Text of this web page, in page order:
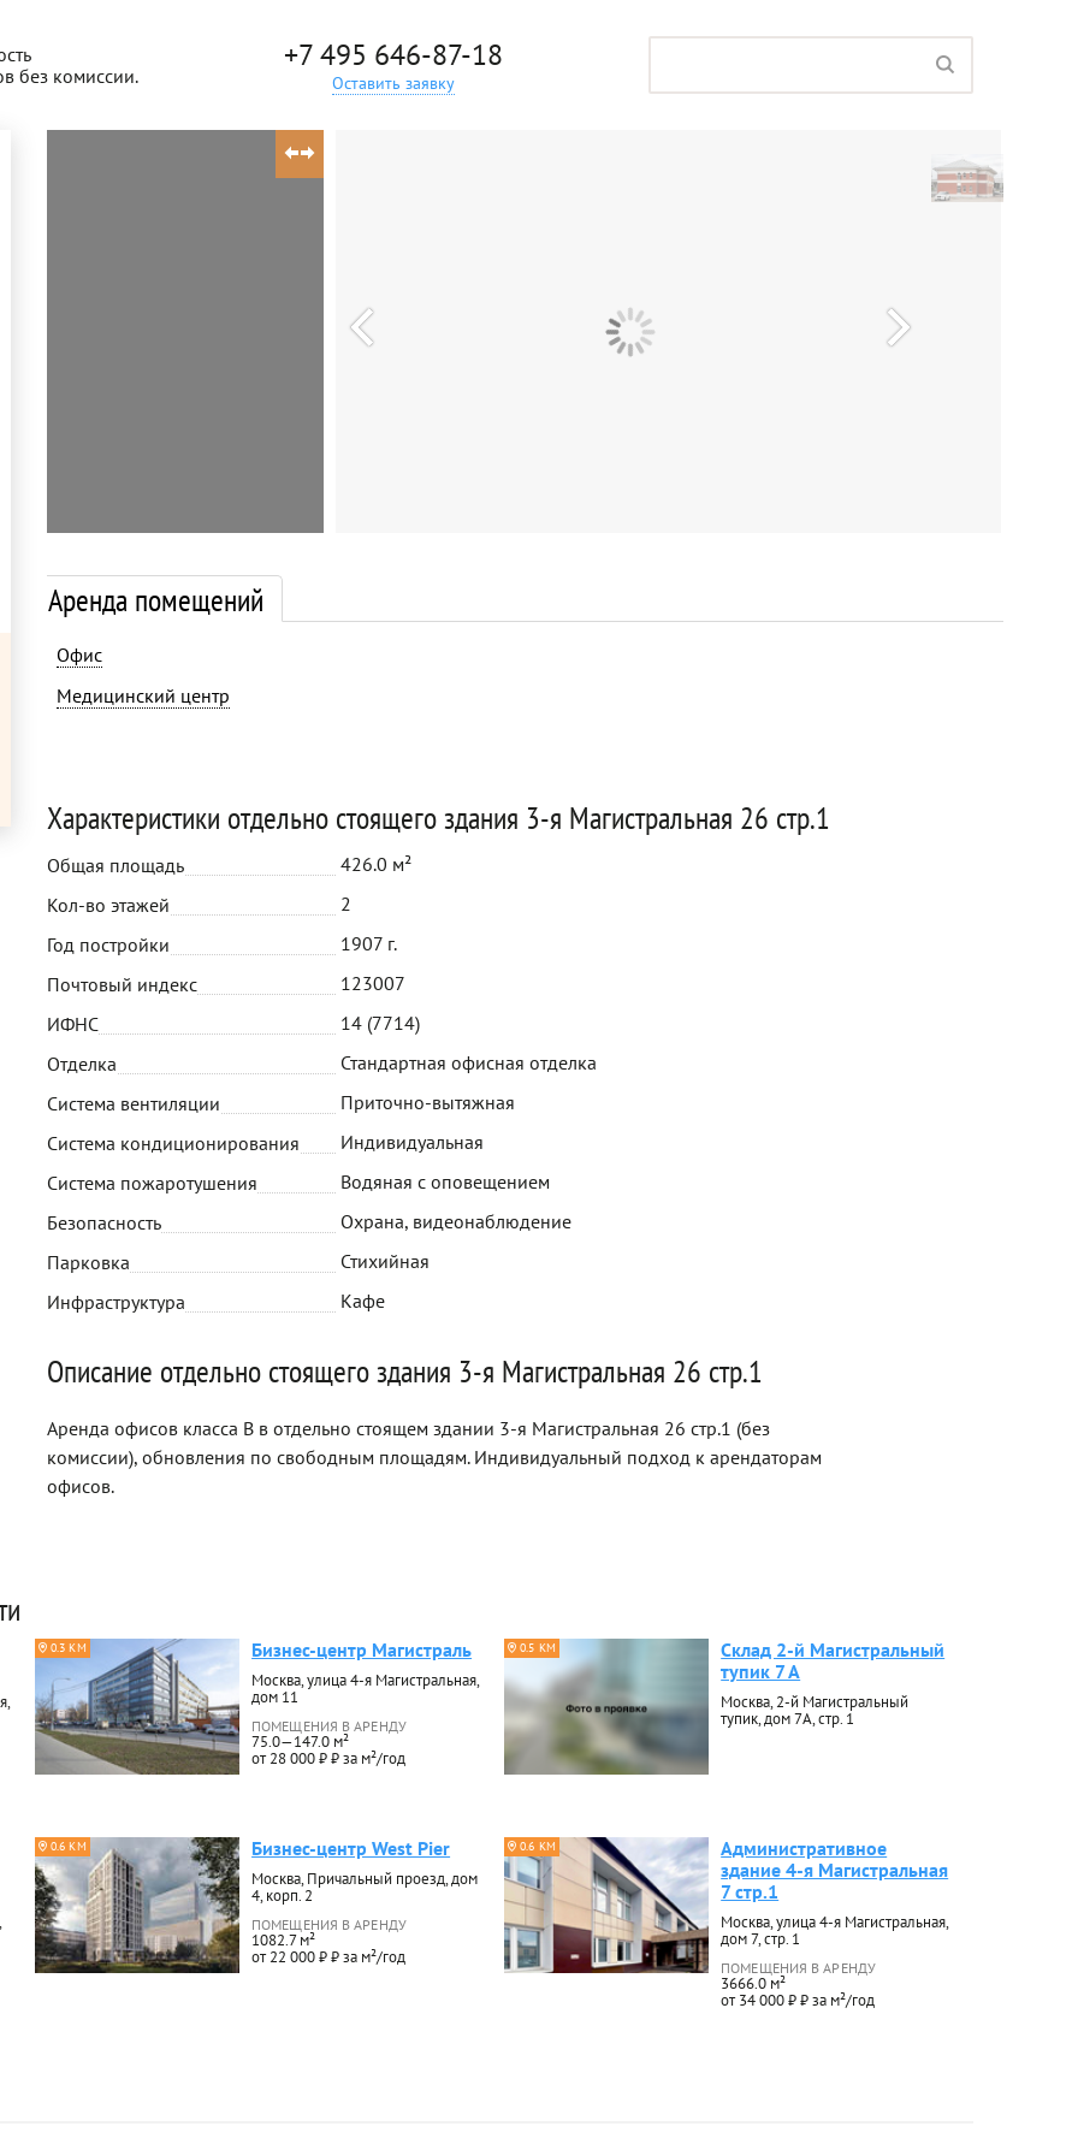
без комиссии.
+7 495 646-87-18
Оставить заявку
Аренда помещений
Офис
Медицинский центр
Характеристики отдельно стоящего здания 3-я Магистральная 26 стр.1
Общая площадь
426.0 м²
Кол-во этажей
2
Год постройки
1907 г.
Почтовый индекс
123007
ИФНС
14 (7714)
Отделка
Стандартная офисная отделка
Система вентиляции
Приточно-вытяжная
Система кондиционирования
Индивидуальная
Система пожаротушения
Водяная с оповещением
Безопасность
Охрана, видеонаблюдение
Парковка
Стихийная
Инфраструктура
Кафе
Описание отдельно стоящего здания 3-я Магистральная 26 стр.1
Аренда офисов класса B в отдельно стоящем здании 3-я Магистральная 26 стр.1 (без
комиссии), обновления по свободным площадям. Индивидуальный подход к арендаторам
офисов.
0.3 КМ Бизнес-центр Магистраль
Москва, улица 4-я Магистральная,
дом 11
ПОМЕЩЕНИЯ В АРЕНДУ
75.0—147.0 м²
от 28 000 ₽ ₽ за м²/год
0.5 КМ
Склад 2-й Магистральный
тупик 7 А
Москва, 2-й Магистральный
тупик, дом 7А, стр. 1
0.6 КМ Бизнес-центр West Pier
Москва, Причальный проезд, дом
4, корп. 2
ПОМЕЩЕНИЯ В АРЕНДУ
1082.7 м²
от 22 000 ₽ ₽ за м²/год
0.6 КМ
Административное
здание 4-я Магистральная
7 стр.1
Москва, улица 4-я Магистральная,
дом 7, стр. 1
ПОМЕЩЕНИЯ В АРЕНДУ
3666.0 м²
от 34 000 ₽ ₽ за м²/год